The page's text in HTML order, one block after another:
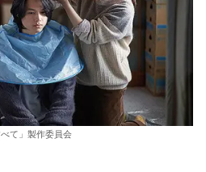
て」製作委員会